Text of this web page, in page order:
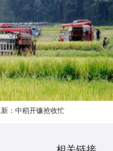
：中稻开镰抢收忙